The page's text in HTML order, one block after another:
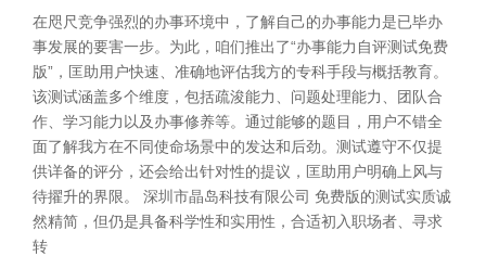
在咫尺竞争强烈的办事环境中，了解自己的办事能力是已毕办
事发展的要害一步。为此，咱们推出了“办事能力自评测试免费
版”，匡助用户快速、准确地评估我方的专科手段与概括教育。
该测试涵盖多个维度，包括疏浚能力、问题处理能力、团队合
作、学习能力以及办事修养等。通过能够的题目，用户不错全
面了解我方在不同使命场景中的发达和后劲。测试遵守不仅提
供详备的评分，还会给出针对性的提议，匡助用户明确上风与
待擢升的界限。 深圳市晶岛科技有限公司 免费版的测试实质诚
然精简，但仍是具备科学性和实用性，合适初入职场者、寻求
转